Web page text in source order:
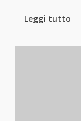
Leggi tutto